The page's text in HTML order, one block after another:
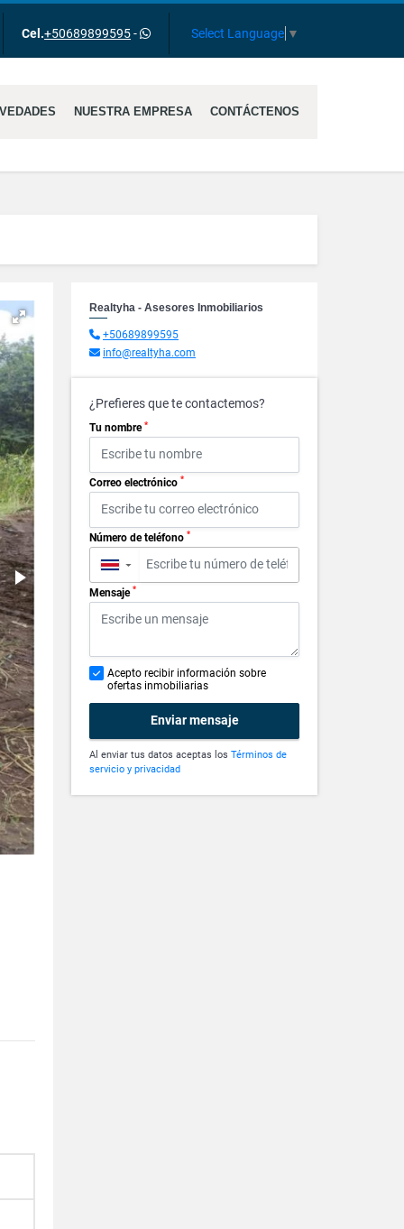
Cel.+50689899595- Select Language ▼
NUESTRA EMPRESA CONTÁCTENOS
Realtyha - Asesores Inmobiliarios
+50689899595
info@realtyha.com
¿Prefieres que te contactemos?
Tu nombre *
Correo electrónico *
Número de teléfono *
▼
Mensaje *
Acepto recibir información sobre
ofertas inmobiliarias
Enviar mensaje
Al enviar tus datos aceptas los Términos de
servicio y privacidad